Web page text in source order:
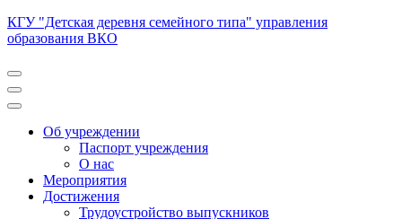
Перейти
к
(нажмите
Enter)
КГУ "Детская деревня семейного типа" управления
образования ВКО
Об учреждении
Паспорт учреждения
О нас
Мероприятия
Достижения
Трудоустройство выпускников